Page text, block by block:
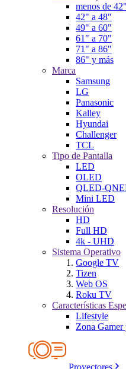
menos de 42"
42" a 48"
49" a 60"
61" a 70"
71" a 86"
86" y más
Marca
Samsung
LG
Panasonic
Kalley
Hyundai
Challenger
TCL
Tipo de Pantalla
LED
OLED
QLED-
Mini LED
Resolución
HD
Full HD
4k - UHD
Sistema Operativo
Google TV
Tizen
Web OS
Roku TV
Características
Lifestyle
Zona
Proyectores